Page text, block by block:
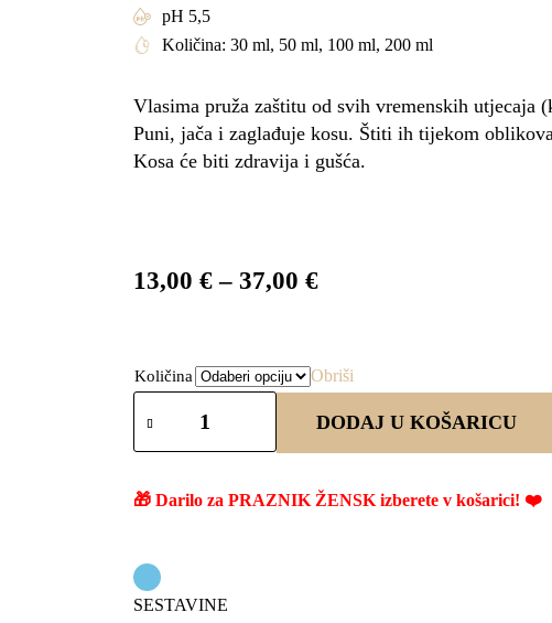
pH 5,5
Količina: 30 ml, 50 ml, 100 ml, 200 ml
Vlasima pruža zaštitu od svih vremenskih utjecaja
Puni, jača i zaglađuje kosu. Štiti ih tijekom
Kosa će biti zdravija i gušća.
13,00€ – 37,00€
Količina Obriši
DODAJ U KOŠARICU
🎁 Darilo za PRAZNIK ŽENSK izberete v košarici! ❤️
SESTAVINE